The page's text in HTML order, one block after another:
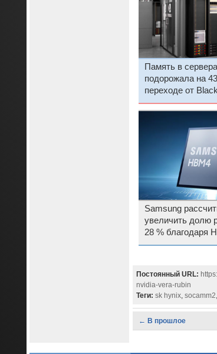
Память в
подорожала на
переходе от
Rubin — стойку
млн
Samsung
увеличить долю
28 % благодаря
Постоянный URL:
nvidia-vera-rubin
Теги: sk hynix, socamm2,
← В прошлое